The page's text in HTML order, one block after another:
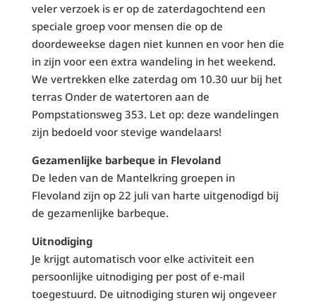
veler verzoek is er op de zaterdagochtend een
speciale groep voor mensen die op de
doordeweekse dagen niet kunnen en voor hen die
in zijn voor een extra wandeling in het weekend.
We vertrekken elke zaterdag om 10.30 uur bij het
terras Onder de watertoren aan de
Pompstationsweg 353. Let op: deze wandelingen
zijn bedoeld voor stevige wandelaars!
Gezamenlijke barbeque in Flevoland
De leden van de Mantelkring groepen in
Flevoland zijn op 22 juli van harte uitgenodigd bij
de gezamenlijke barbeque.
Uitnodiging
Je krijgt automatisch voor elke activiteit een
persoonlijke uitnodiging per post of e-mail
toegestuurd. De uitnodiging sturen wij ongeveer